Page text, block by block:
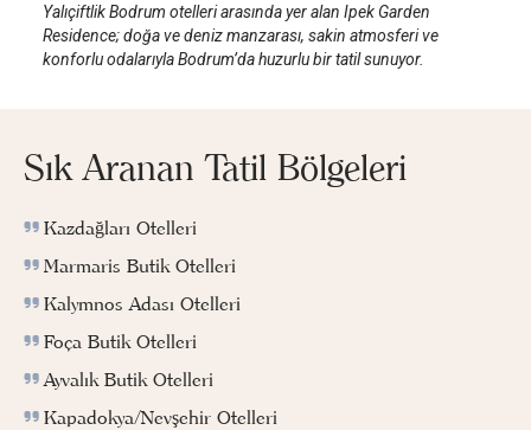
Yalıçiftlik Bodrum otelleri arasında yer alan Ipek Garden
Residence; doğa ve deniz manzarası, sakin atmosferi ve
konforlu odalarıyla Bodrum’da huzurlu bir tatil sunuyor.
Sık Aranan Tatil Bölgeleri
Kazdağları Otelleri
Marmaris Butik Otelleri
Kalymnos Adası Otelleri
Foça Butik Otelleri
Ayvalık Butik Otelleri
Kapadokya/Nevşehir Otelleri